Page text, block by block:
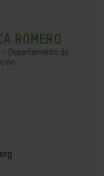
ROMERO
- Departamento de